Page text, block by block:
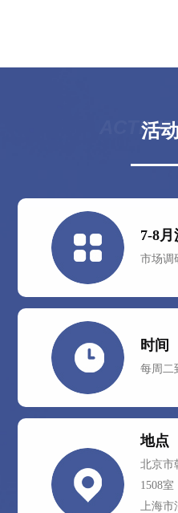
活
7-8
市场调
时间
每周二
地点
北京市
1508室
上海市